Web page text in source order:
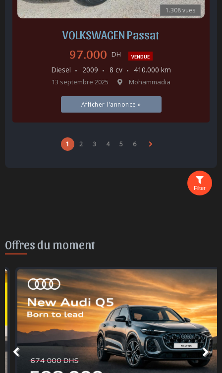
1.308 vues
VOLKSWAGEN Passat
97.000 DH VENDUE
Diesel 2009 8 cv 410.000 km
13 septembre 2025 Mohammadia
Afficher l'annonce »
1 2 3 4 5 6
Filter
Offres du moment